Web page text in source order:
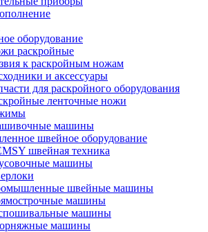
оборудование
раскройные
к раскройным ножам
и аксессуары
для раскройного оборудования
ленточные ножи
машины
швейное оборудование
швейная техника
машины
швейные машины
машины
машины
машины